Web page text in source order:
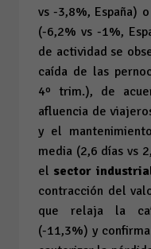
vs-3,8%, España)
(-6,2% vs-1%,
de actividad se
caída de las
4º trim.), de
afluencia de
y el
media (2,6 díasvs
el sector
contracción del
que relaja la
(-11,3%) y